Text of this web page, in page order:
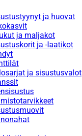
ja huovat
ja maljakot
ja -laatikot
ja sisustusvalot